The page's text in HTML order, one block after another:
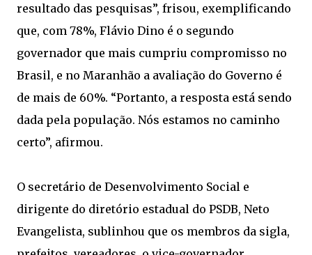
resultado das pesquisas”, frisou, exemplificando
que, com 78%, Flávio Dino é o segundo
governador que mais cumpriu compromisso no
Brasil, e no Maranhão a avaliação do Governo é
de mais de 60%. “Portanto, a resposta está sendo
dada pela população. Nós estamos no caminho
certo”, afirmou.
O secretário de Desenvolvimento Social e
dirigente do diretório estadual do PSDB, Neto
Evangelista, sublinhou que os membros da sigla,